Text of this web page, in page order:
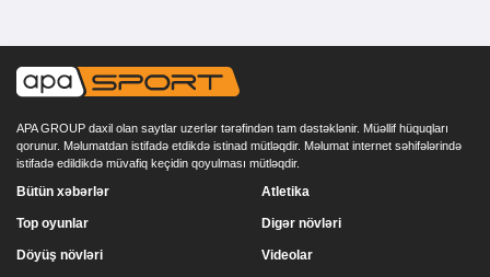
APA GROUP daxil olan saytlar uzerlər tərəfindən tam dəstəklənir. Müəllif hüquqları
qorunur. Məlumatdan istifadə etdikdə istinad mütləqdir. Məlumat internet səhifələrində
istifadə edildikdə müvafiq keçidin qoyulması mütləqdir.
Bütün xəbərlər
Top oyunlar
Döyüş növləri
Atletika
Digər növləri
Videolar